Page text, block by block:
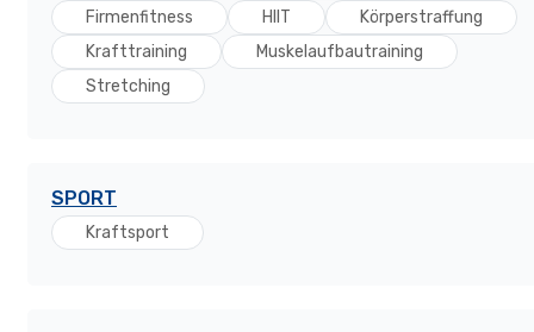
Firmenfitness
HIIT
Körperstraffung
Krafttraining
Muskelaufbautraining
Stretching
SPORT
Kraftsport